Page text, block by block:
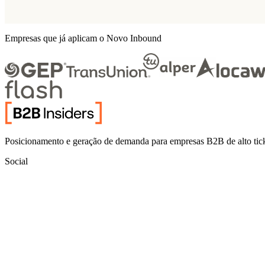
Empresas que já aplicam o Novo Inbound
Posicionamento e geração de demanda para empresas B2B de alto
Social